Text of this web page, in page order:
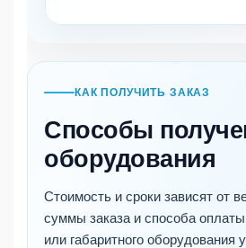
КАК ПОЛУЧИТЬ ЗАКАЗ
Способы
оборудования
Стоимость и сроки зависят от
суммы заказа и способа
или габаритного оборудования